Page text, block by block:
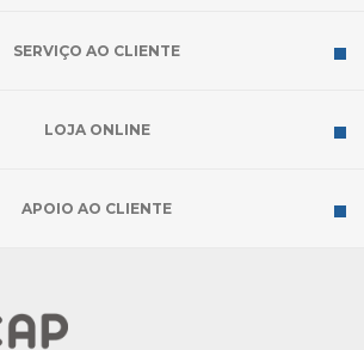
SERVIÇO AO CLIENTE
LOJA ONLINE
APOIO AO CLIENTE